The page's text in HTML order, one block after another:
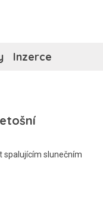
Inzerce
spalujícím slunečním